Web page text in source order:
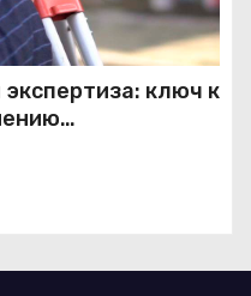
ключ к